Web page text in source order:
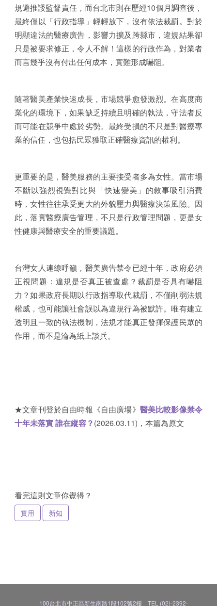
規避推諉監督責任，而台北市則在歷經10個月調查後，
最終僅以「行政指導」輕輕放下，沒有依法裁罰。對於
明顯違法的醫療廣告，影響力擴及跨縣市，違規結果卻
只是被要求修正，令人不解！這樣的行政作為，對業者
而言幾乎沒有付出任何成本，實難形成嚇阻。
隨著醫美產業快速成長，市場競爭愈發激烈。在高度商
業化的環境下，如果缺乏持續且明確的執法，守法者反
而可能在競爭中處於劣勢。最終受損的不只是對醫療專
業的信任，也包括民眾獲取正確醫療資訊的權利。
更重要的是，醫美服務的主要接受者多為女性。當市場
不斷以強烈視覺對比與「快速變美」的敘事吸引消費
時，女性往往承受更大的外貌壓力與醫療決策風險。因
此，落實醫療廣告管理，不只是行政管理問題，更是女
性健康與醫療安全的重要議題。
台灣女人連線呼籲，醫美廣告禁令已經十年，政府必須
正視問題：違規是否真正被查處？裁罰是否具有嚇阻
力？如果政府長期以行政指導取代裁罰，不僅削弱法規
權威，也可能讓社會誤以為違規行為被默許。唯有建立
透明且一致的執法機制，法規才能真正發揮保護民眾的
作用，而不是淪為紙上談兵。
★文章刊登於自由時報《自由廣場》 醫美比較影像禁令
十年未落實 誰在縱容？(2026.03.11)，本篇為原文
看完這則文章你覺得？
實用 新知
100台北市中正區新生南路1段102號2樓 TEL (02)-2392-